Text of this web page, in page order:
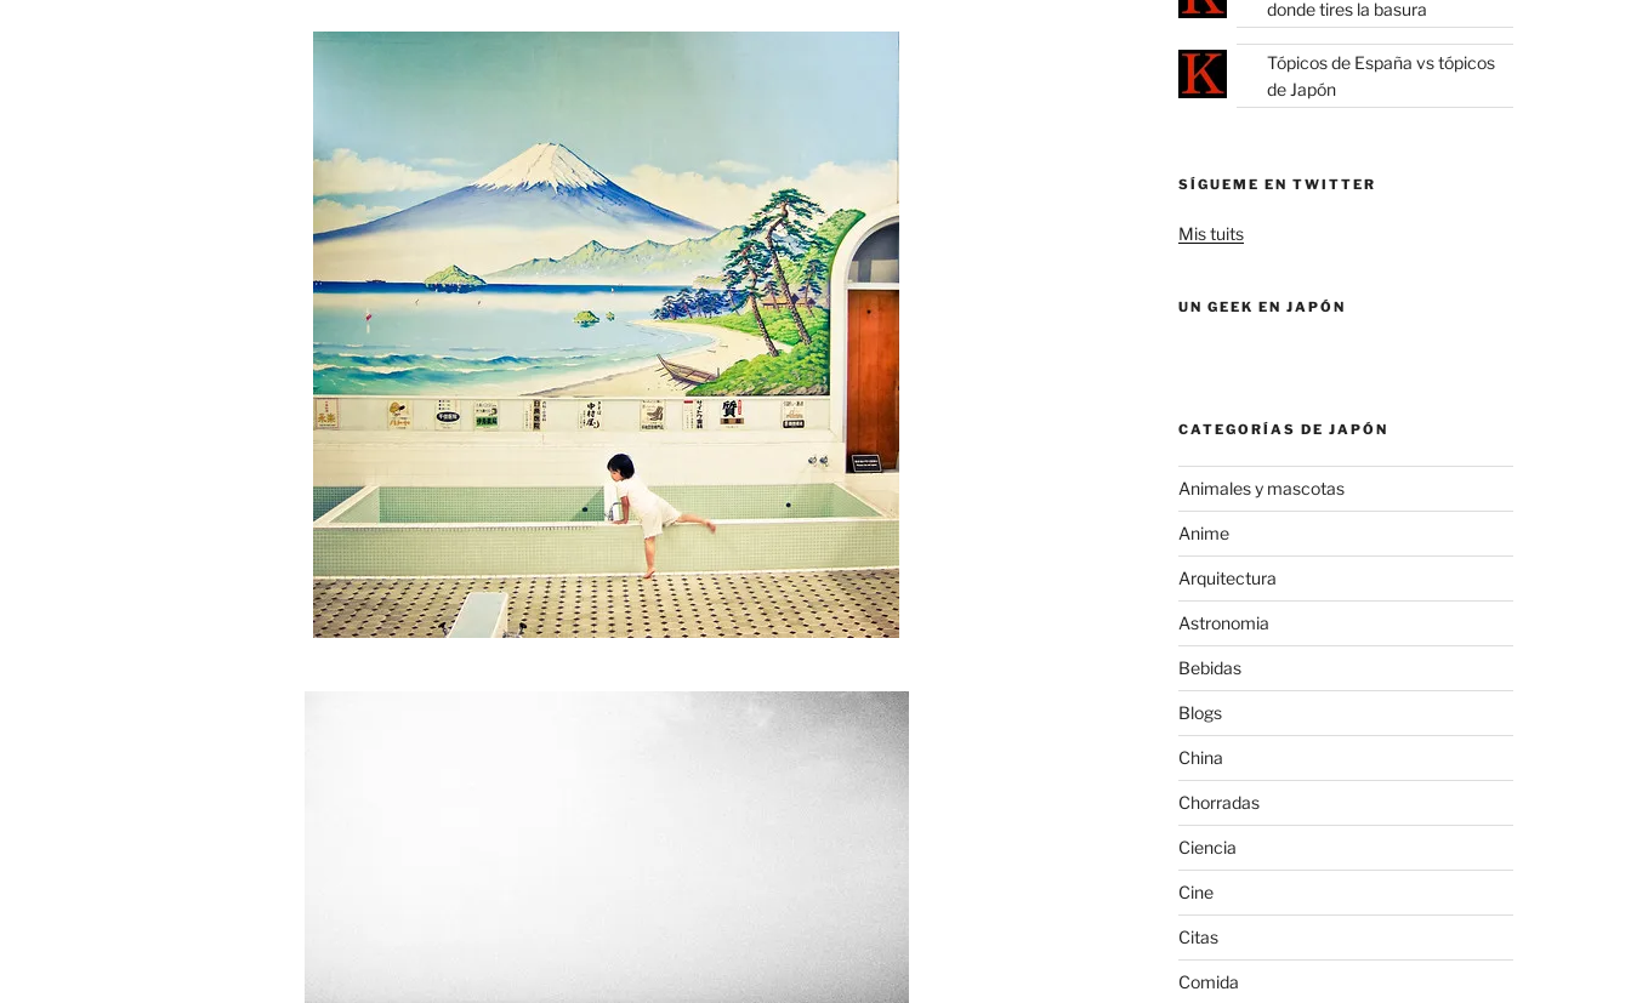
donde tires la basura
Tópicos de España vs tópicos
de Japón
SÍGUEME EN TWITTER
Mis tuits
UN GEEK EN JAPÓN
CATEGORÍAS DE JAPÓN
Animales y mascotas
Anime
Arquitectura
Astronomia
Bebidas
Blogs
China
Chorradas
Ciencia
Cine
Citas
Comida